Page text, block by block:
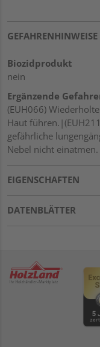
GEFAHRENHINWEISE
Biozidprodukt
nein
Ergänzende
(EUH066)
Haut
gefährliche
Nebel nicht einatmen.
EIGENSCHAFTEN
DATENBLÄTTER